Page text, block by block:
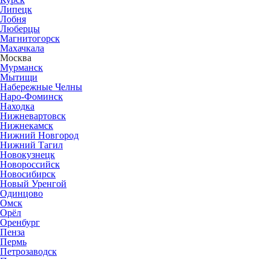
Липецк
Лобня
Люберцы
Магнитогорск
Махачкала
Москва
Мурманск
Мытищи
Набережные Челны
Наро-Фоминск
Находка
Нижневартовск
Нижнекамск
Нижний Новгород
Нижний Тагил
Новокузнецк
Новороссийск
Новосибирск
Новый Уренгой
Одинцово
Омск
Орёл
Оренбург
Пенза
Пермь
Петрозаводск